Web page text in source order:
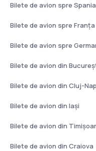
Bilete de avion spre Spania
Bilete de avion spre Franţa
Bilete de avion spre
Bilete de avion din
Bilete de avion din Cluj-
Bilete de avion din Iași
Bilete de avion din
Bilete de avion din Craiova